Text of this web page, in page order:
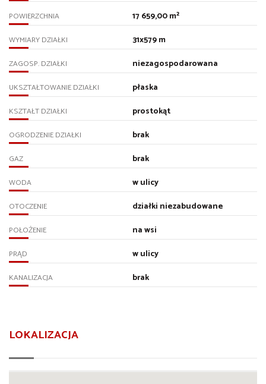
POWIERZCHNIA 17 659,00 m²
WYMIARY DZIAŁKI 31x579 m
ZAGOSP. DZIAŁKI niezagospodarowana
UKSZTAŁTOWANIE DZIAŁKI płaska
KSZTAŁT DZIAŁKI prostokąt
OGRODZENIE DZIAŁKI brak
GAZ brak
WODA w ulicy
OTOCZENIE działki niezabudowane
POŁOŻENIE na wsi
PRĄD w ulicy
KANALIZACJA brak
LOKALIZACJA